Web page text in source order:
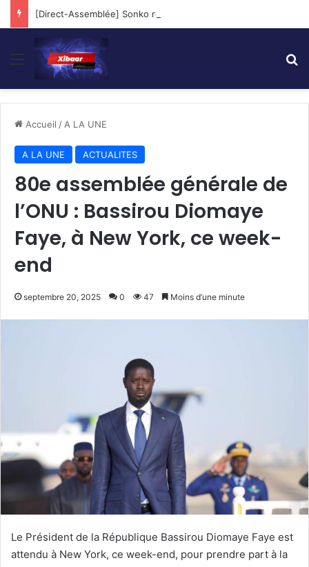
Menu
Accueil / A LA UNE
A LA UNE ACTUALITES
80e assemblée générale de
l’ONU : Bassirou Diomaye
Faye, à New York, ce week-
end
septembre 20, 2025 0 47 Moins d’une minute
Le Président de la République Bassirou Diomaye Faye est
attendu à New York, ce week-end, pour prendre part à la